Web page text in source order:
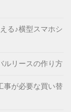
る♪横型スマホシ
ルリースの作り方
事が必要な買い替